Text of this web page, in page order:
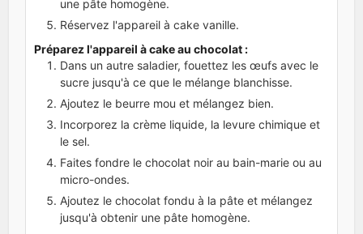
une pâte homogène.
Réservez l'appareil à cake vanille.
Préparez l'appareil à cake au chocolat :
Dans un autre saladier, fouettez les œufs avec le
sucre jusqu'à ce que le mélange blanchisse.
Ajoutez le beurre mou et mélangez bien.
Incorporez la crème liquide, la levure chimique et
le sel.
Faites fondre le chocolat noir au bain-marie ou au
micro-ondes.
Ajoutez le chocolat fondu à la pâte et mélangez
jusqu'à obtenir une pâte homogène.